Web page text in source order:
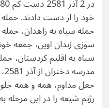
خود را از دست دادند.
حمله سپاه به زاهدان،
سوزی زندان اوین، جمعه
سپاه به اقلیم کردستان،
جعل مداوم، همه و همه
رژیم شیعه را در این